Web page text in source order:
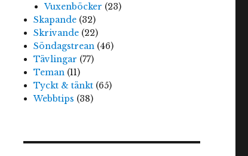
Vuxenböcker (23)
Skapande (32)
Skrivande (22)
Söndagstrean (46)
Tävlingar (77)
Teman (11)
Tyckt & tänkt (65)
Webbtips (38)